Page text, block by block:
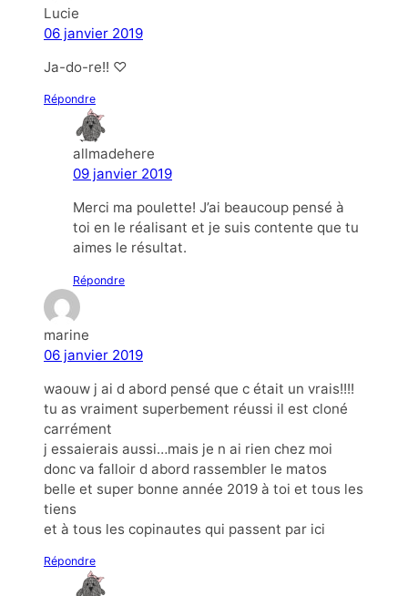
Lucie
06 janvier 2019
Ja-do-re!! ♡
Répondre
allmadehere
09 janvier 2019
Merci ma poulette! J’ai beaucoup pensé à
toi en le réalisant et je suis contente que tu
aimes le résultat.
Répondre
marine
06 janvier 2019
waouw j ai d abord pensé que c était un vrais!!!!
tu as vraiment superbement réussi il est cloné
carrément
j essaierais aussi…mais je n ai rien chez moi
donc va falloir d abord rassembler le matos
belle et super bonne année 2019 à toi et tous les
tiens
et à tous les copinautes qui passent par ici
Répondre